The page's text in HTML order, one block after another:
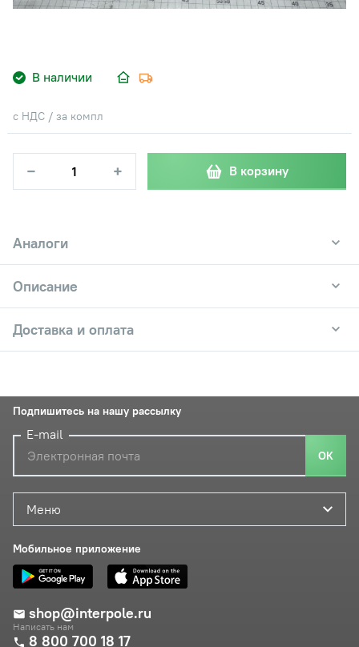
В наличии
с НДС / за компл
− + В корзину
Аналоги
Описание
Доставка и оплата
Меню
Мобильное приложение
shop@interpole.ru
Написать нам
8 800 700 18 17
Подпишитесь на нашу рассылку
E-mail
ОК